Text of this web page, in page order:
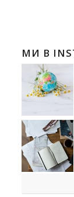
МИ В